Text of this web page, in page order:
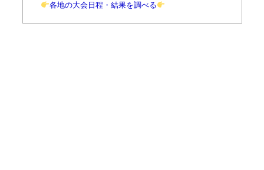
各地の大会日程・結果を調べる